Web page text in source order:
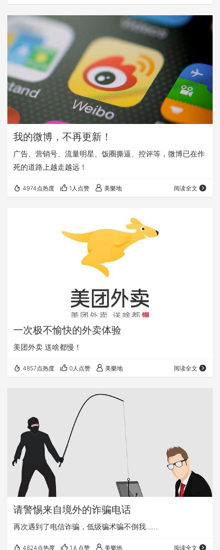
我的微博，不再更新！
广告、营销号、流量明星、饭圈撕逼、控评等，微博已在作
死的道路上越走越远！
4974点热度 1人点赞 美樂地 阅读全文
一次极不愉快的外卖体验
美团外卖 送啥都慢！
4857点热度 0人点赞 美樂地 阅读全文
请警惕来自境外的诈骗电话
再次遇到了电信诈骗，低级骗术骗不倒我……
4824点热度 1人点赞 美樂地 阅读全文